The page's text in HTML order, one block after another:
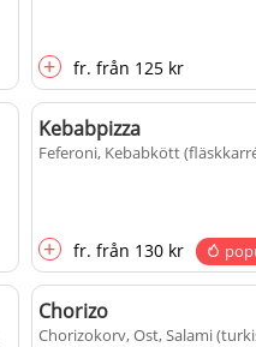
+ fr. från 125 kr
Kebabpizza
Feferoni, Kebabkött
+ fr. från 130 kr
Chorizo
Chorizokorv, Ost, Salami